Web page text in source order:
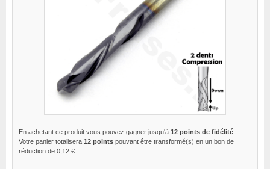
En achetant ce produit vous pouvez gagner jusqu'à 12 points de fidélité
Votre panier totalisera 12 points pouvant être transformé(s) en un bon de
réduction de 0,12 €